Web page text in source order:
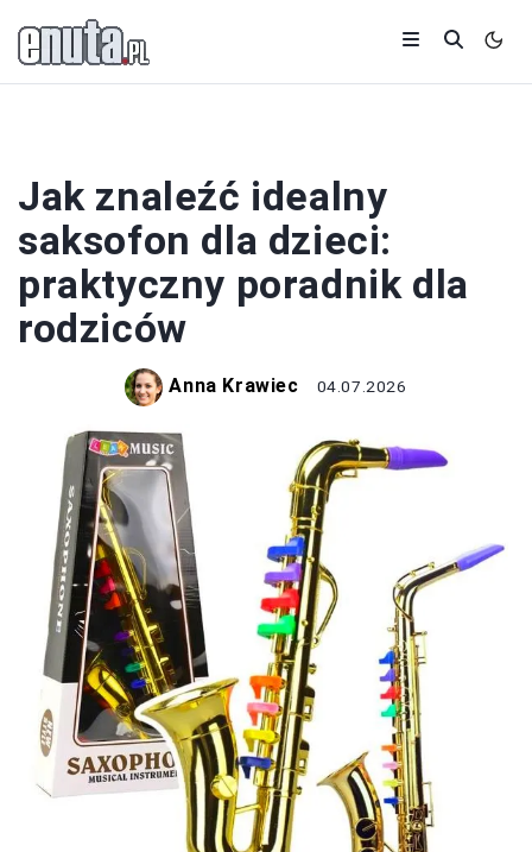
Jak znaleźć idealny
saksofon dla dzieci:
praktyczny poradnik dla
rodziców
Anna Krawiec 04.07.2026